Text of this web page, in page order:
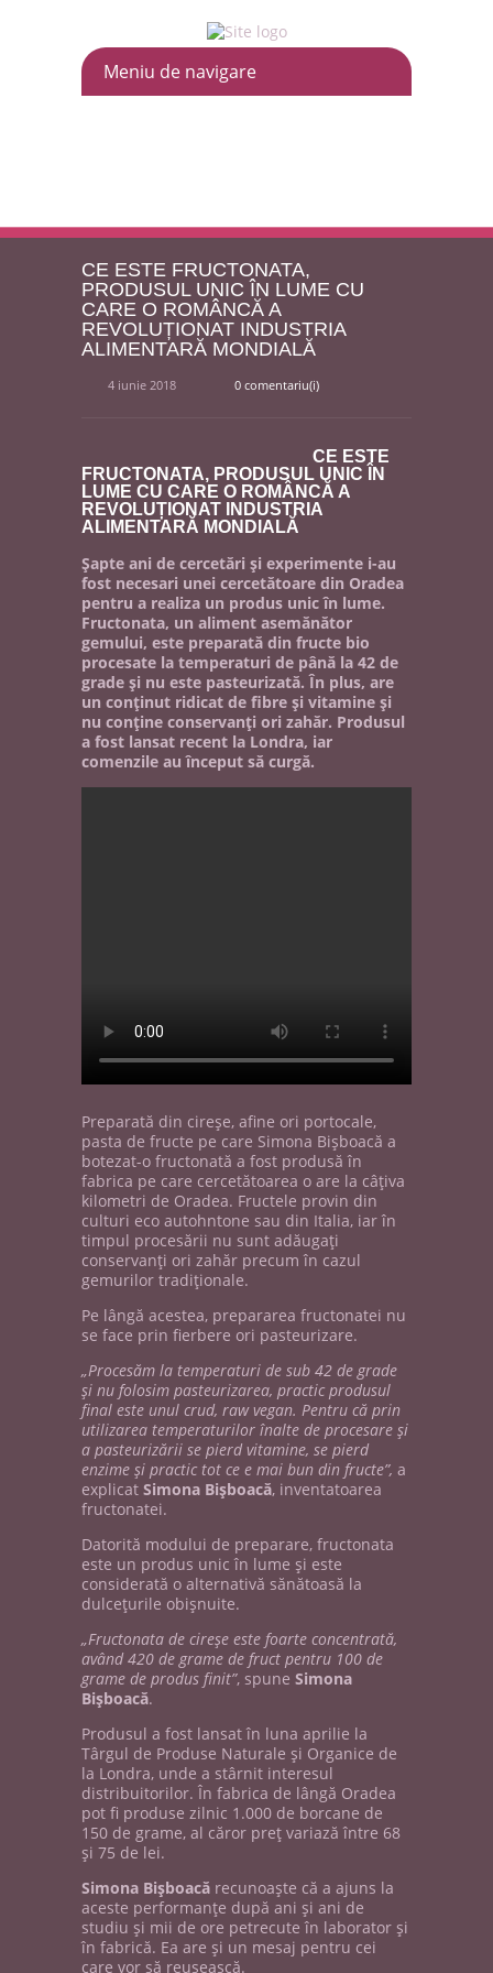
CE ESTE FRUCTONATA,
PRODUSUL UNIC ÎN LUME CU
CARE O ROMÂNCĂ A
REVOLUȚIONAT INDUSTRIA
ALIMENTARĂ MONDIALĂ
4 iunie 2018 0 comentariu(i)
CE ESTE
FRUCTONATA, PRODUSUL UNIC ÎN
LUME CU CARE O ROMÂNCĂ A
REVOLUȚIONAT INDUSTRIA
ALIMENTARĂ MONDIALĂ
Şapte ani de cercetări şi experimente i-au
fost necesari unei cercetătoare din Oradea
pentru a realiza un produs unic în lume.
Fructonata, un aliment asemănător
gemului, este preparată din fructe bio
procesate la temperaturi de până la 42 de
grade şi nu este pasteurizată. În plus, are
un conţinut ridicat de fibre şi vitamine şi
nu conţine conservanţi ori zahăr. Produsul
a fost lansat recent la Londra, iar
comenzile au început să curgă.
Preparată din cireşe, afine ori portocale,
pasta de fructe pe care Simona Bişboacă a
botezat-o fructonată a fost produsă în
fabrica pe care cercetătoarea o are la câţiva
kilometri de Oradea. Fructele provin din
culturi eco autohntone sau din Italia, iar în
timpul procesării nu sunt adăugaţi
conservanţi ori zahăr precum în cazul
gemurilor tradiţionale.
Pe lângă acestea, prepararea fructonatei nu
se face prin fierbere ori pasteurizare.
„Procesăm la temperaturi de sub 42 de grade
şi nu folosim pasteurizarea, practic produsul
final este unul crud, raw vegan. Pentru că prin
utilizarea temperaturilor înalte de procesare şi
a pasteurizării se pierd vitamine, se pierd
enzime şi practic tot ce e mai bun din fructe”, a
explicat Simona Bişboacă, inventatoarea
fructonatei.
Datorită modului de preparare, fructonata
este un produs unic în lume şi este
considerată o alternativă sănătoasă la
dulceţurile obişnuite.
„Fructonata de cireşe este foarte concentrată,
având 420 de grame de fruct pentru 100 de
grame de produs finit”, spune Simona
Bişboacă.
Produsul a fost lansat în luna aprilie la
Târgul de Produse Naturale şi Organice de
la Londra, unde a stârnit interesul
distribuitorilor. În fabrica de lângă Oradea
pot fi produse zilnic 1.000 de borcane de
150 de grame, al căror preţ variază între 68
şi 75 de lei.
Simona Bişboacă recunoaşte că a ajuns la
aceste performanţe după ani şi ani de
studiu şi mii de ore petrecute în laborator şi
în fabrică. Ea are şi un mesaj pentru cei
care vor să reuşească.